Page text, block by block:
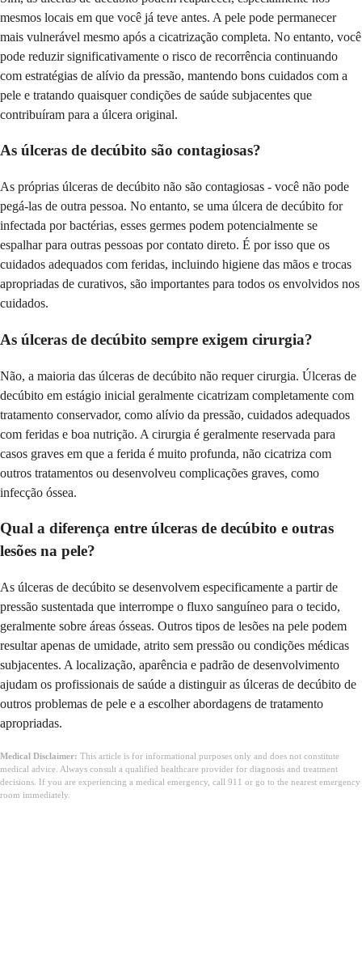
mesmos locais em que você já teve antes. A pele pode permanecer
mais vulnerável mesmo após a cicatrização completa. No entanto, você
pode reduzir significativamente o risco de recorrência continuando
com estratégias de alívio da pressão, mantendo bons cuidados com a
pele e tratando quaisquer condições de saúde subjacentes que
contribuíram para a úlcera original.
As úlceras de decúbito são contagiosas?
As próprias úlceras de decúbito não são contagiosas - você não pode
pegá-las de outra pessoa. No entanto, se uma úlcera de decúbito for
infectada por bactérias, esses germes podem potencialmente se
espalhar para outras pessoas por contato direto. É por isso que os
cuidados adequados com feridas, incluindo higiene das mãos e trocas
apropriadas de curativos, são importantes para todos os envolvidos nos
cuidados.
As úlceras de decúbito sempre exigem cirurgia?
Não, a maioria das úlceras de decúbito não requer cirurgia. Úlceras de
decúbito em estágio inicial geralmente cicatrizam completamente com
tratamento conservador, como alívio da pressão, cuidados adequados
com feridas e boa nutrição. A cirurgia é geralmente reservada para
casos graves em que a ferida é muito profunda, não cicatriza com
outros tratamentos ou desenvolveu complicações graves, como
infecção óssea.
Qual a diferença entre úlceras de decúbito e outras
lesões na pele?
As úlceras de decúbito se desenvolvem especificamente a partir de
pressão sustentada que interrompe o fluxo sanguíneo para o tecido,
geralmente sobre áreas ósseas. Outros tipos de lesões na pele podem
resultar apenas de umidade, atrito sem pressão ou condições médicas
subjacentes. A localização, aparência e padrão de desenvolvimento
ajudam os profissionais de saúde a distinguir as úlceras de decúbito de
outros problemas de pele e a escolher abordagens de tratamento
apropriadas.
Medical Disclaimer: This article is for informational purposes only and does not constitute
medical advice. Always consult a qualified healthcare provider for diagnosis and treatment
decisions. If you are experiencing a medical emergency, call 911 or go to the nearest emergency
room immediately.